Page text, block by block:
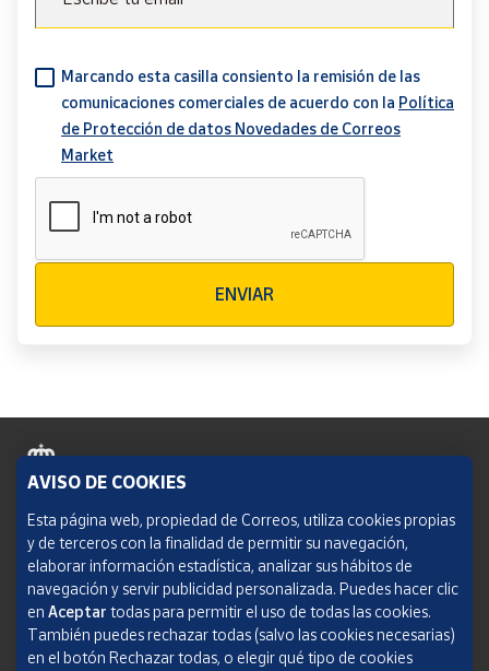
Marcando esta casilla consiento la remisión de las
comunicaciones comerciales de acuerdo con la Política
de Protección de datos Novedades de Correos
Market
ENVIAR
Política de cookies
Aviso legal
Condiciones del servicio
Política de Privacidad Web
AVISO DE COOKIES
Esta página web, propiedad de Correos, utiliza cookies propias
y de terceros con la finalidad de permitir su navegación,
elaborar información estadística, analizar sus hábitos de
navegación y servir publicidad personalizada. Puedes hacer clic
en Aceptar todas para permitir el uso de todas las cookies.
También puedes rechazar todas (salvo las cookies necesarias)
en el botón Rechazar todas, o elegir qué tipo de cookies